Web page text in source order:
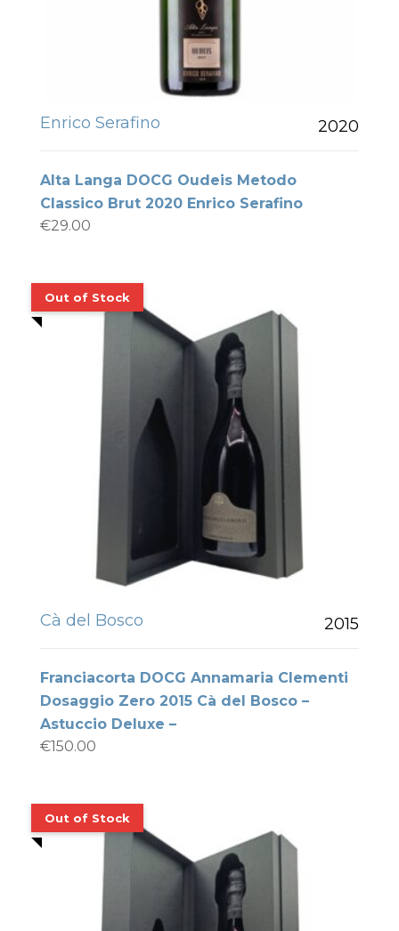
Enrico Serafino 2020
Alta Langa DOCG Oudeis Metodo
Classico Brut 2020 Enrico Serafino
€29.00
Cà del Bosco 2015
Franciacorta DOCG Annamaria Clementi
Dosaggio Zero 2015 Cà del Bosco –
Astuccio Deluxe –
€150.00